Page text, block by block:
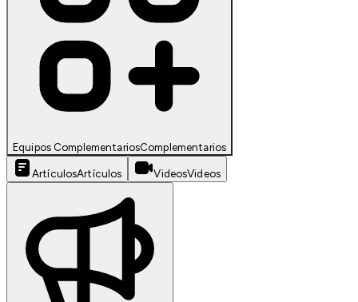
Equipos ComplementariosComplementarios
ArtículosArtículos VideosVideos